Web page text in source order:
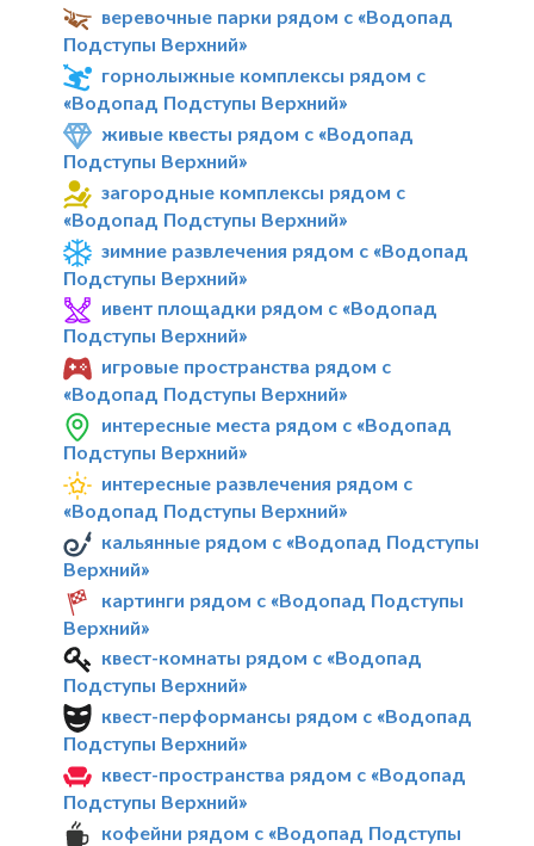
веревочные парки рядом с «Водопад
Подступы Верхний»
горнолыжные комплексы рядом с
«Водопад Подступы Верхний»
живые квесты рядом с «Водопад
Подступы Верхний»
загородные комплексы рядом с
«Водопад Подступы Верхний»
зимние развлечения рядом с «Водопад
Подступы Верхний»
ивент площадки рядом с «Водопад
Подступы Верхний»
игровые пространства рядом с
«Водопад Подступы Верхний»
интересные места рядом с «Водопад
Подступы Верхний»
интересные развлечения рядом с
«Водопад Подступы Верхний»
кальянные рядом с «Водопад Подступы
Верхний»
картинги рядом с «Водопад Подступы
Верхний»
квест-комнаты рядом с «Водопад
Подступы Верхний»
квест-перформансы рядом с «Водопад
Подступы Верхний»
квест-пространства рядом с «Водопад
Подступы Верхний»
кофейни рядом с «Водопад Подступы